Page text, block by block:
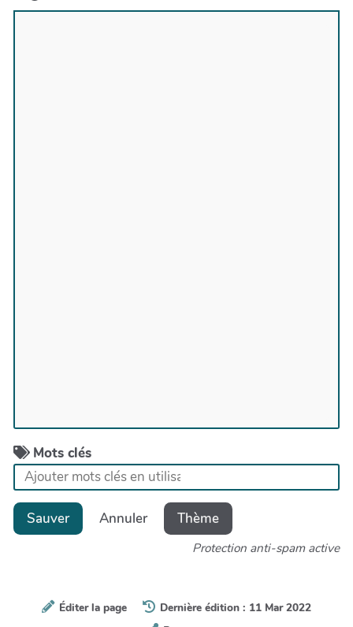
Mots clés
Sauver Annuler Thème
Protection anti-spam active
Éditer la page
Dernière édition : 11 Mar 2022